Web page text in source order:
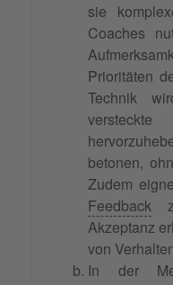
sie
Coaches
Prioritäten
Technik
betonen,
Zudem
Feedback
Akzeptanz
von
In der